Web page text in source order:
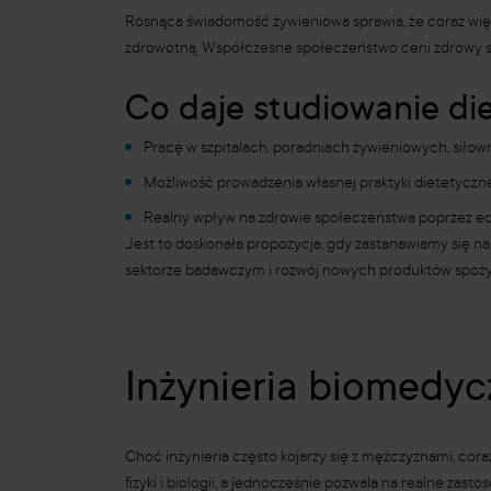
Rosnąca świadomość żywieniowa sprawia, że coraz
zdrowotną. Współczesne społeczeństwo ceni
Co daje studiowanie
Pracę w szpitalach, poradniach żywieniowych,
Możliwość prowadzenia własnej praktyki
Realny wpływ na zdrowie społeczeństwa poprzez
Jest to doskonała propozycja, gdy zastanawiamy się
sektorze badawczym i rozwój nowych produktów
Inżynieria
Choć inżynieria często kojarzy się z mężczyznami,
fizyki i biologii, a jednocześnie pozwala na realne